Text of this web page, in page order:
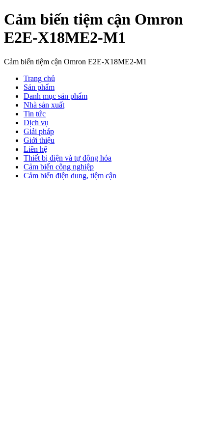
Cảm biến tiệm cận Omron
E2E-X18ME2-M1
Cảm biến tiệm cận Omron E2E-X18ME2-M1
Trang chủ
Sản phẩm
Danh mục sản phẩm
Nhà sản xuất
Tin tức
Dịch vụ
Giải pháp
Giới thiệu
Liên hệ
Thiết bị điện và tự động hóa
Cảm biến công nghiệp
Cảm biến điện dung, tiệm cận